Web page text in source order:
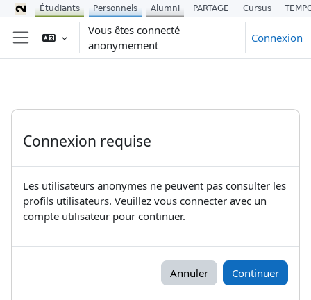
Passer au contenu principal
Panneau latéral
Vous êtes connecté
anonymement
Connexion
Connexion requise
Les utilisateurs anonymes ne peuvent pas consulter les
profils utilisateurs. Veuillez vous connecter avec un
compte utilisateur pour continuer.
Annuler Continuer
Étudiants Personnels Alumni PARTAGE Cursus